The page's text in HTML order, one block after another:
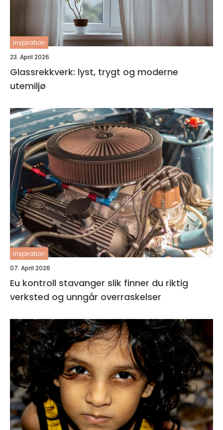
inspiration
23. April 2026
Glassrekkverk: lyst, trygt og moderne
utemiljø
inspiration
07. April 2026
Eu kontroll stavanger slik finner du riktig
verksted og unngår overraskelser